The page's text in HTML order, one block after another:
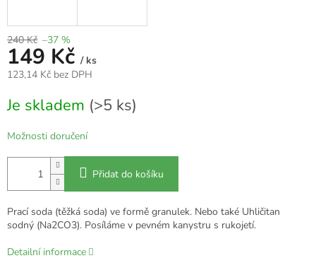
240 Kč –37 %
149 Kč / ks
123,14 Kč bez DPH
cena:
Je skladem (>5 ks)
Možnosti doručení
Přidat do košíku
Prací soda (těžká soda) ve formě granulek. Nebo také Uhličitan
sodný (Na2CO3). Posíláme v pevném kanystru s rukojetí.
Detailní informace